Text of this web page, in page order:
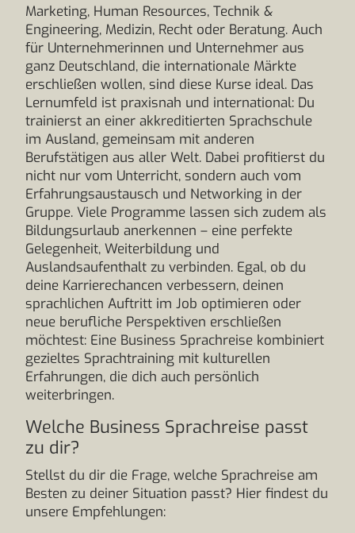
Marketing, Human Resources, Technik &
Engineering, Medizin, Recht oder Beratung. Auch
für Unternehmerinnen und Unternehmer aus
ganz Deutschland, die internationale Märkte
erschließen wollen, sind diese Kurse ideal. Das
Lernumfeld ist praxisnah und international: Du
trainierst an einer akkreditierten Sprachschule
im Ausland, gemeinsam mit anderen
Berufstätigen aus aller Welt. Dabei profitierst du
nicht nur vom Unterricht, sondern auch vom
Erfahrungsaustausch und Networking in der
Gruppe. Viele Programme lassen sich zudem als
Bildungsurlaub anerkennen – eine perfekte
Gelegenheit, Weiterbildung und
Auslandsaufenthalt zu verbinden. Egal, ob du
deine Karrierechancen verbessern, deinen
sprachlichen Auftritt im Job optimieren oder
neue berufliche Perspektiven erschließen
möchtest: Eine Business Sprachreise kombiniert
gezieltes Sprachtraining mit kulturellen
Erfahrungen, die dich auch persönlich
weiterbringen.
Welche Business Sprachreise passt
zu dir?
Stellst du dir die Frage, welche Sprachreise am
Besten zu deiner Situation passt? Hier findest du
unsere Empfehlungen: